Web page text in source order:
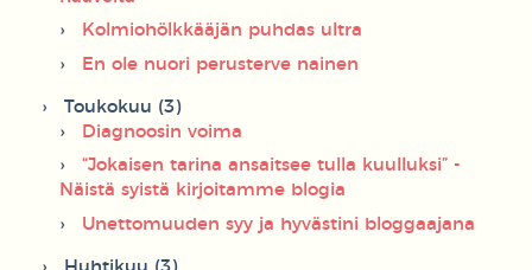
Kolmiohölkkääjän puhdas ultra
En ole nuori perusterve nainen
Toukokuu (3)
Diagnoosin voima
“Jokaisen tarina ansaitsee tulla kuulluksi” -
Näistä syistä kirjoitamme blogia
Unettomuuden syy ja hyvästini bloggaajana